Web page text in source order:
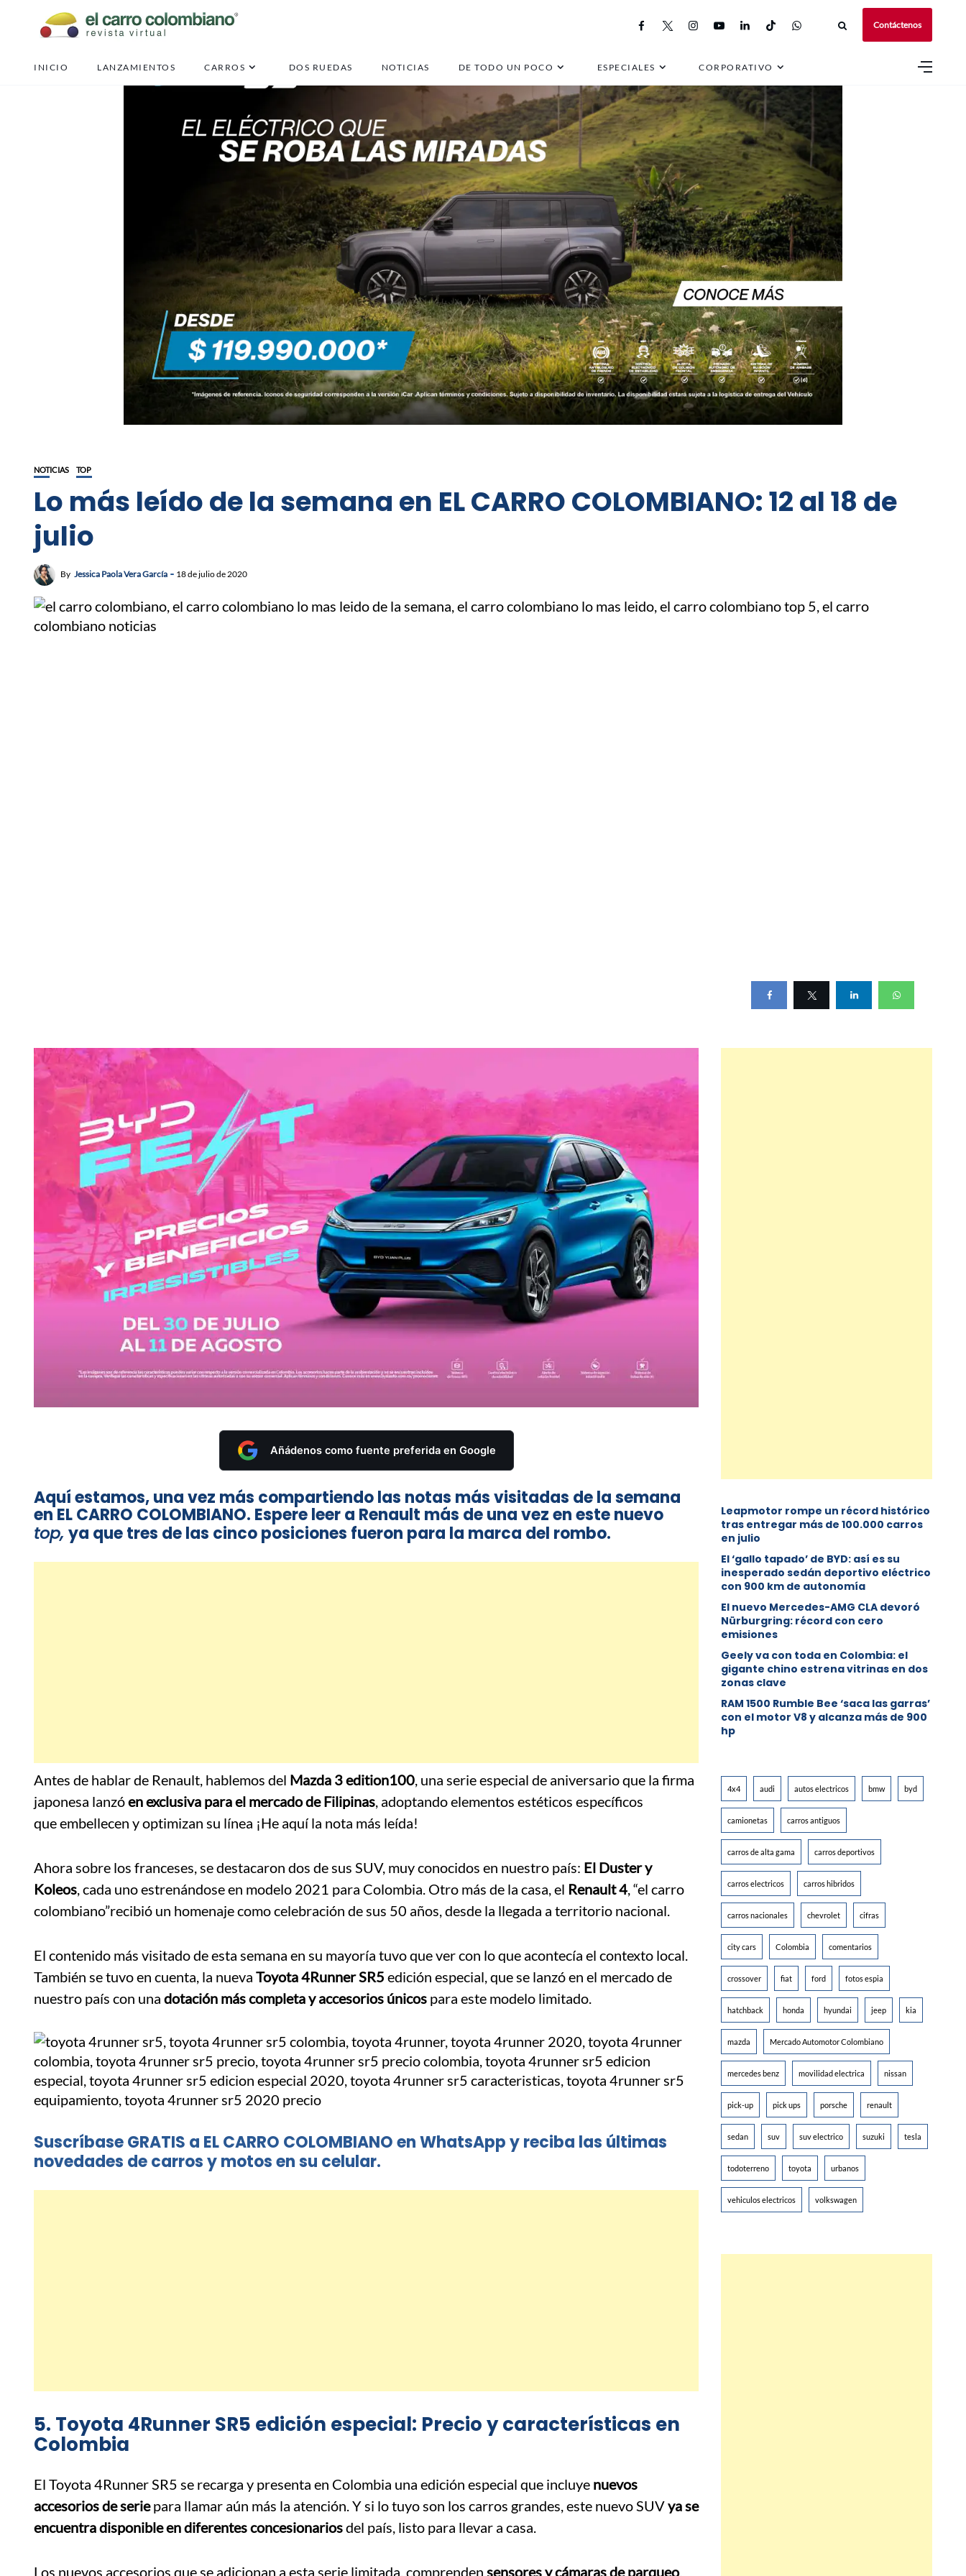
Contáctenos
INICIO LANZAMIENTOS CARROS DOS RUEDAS NOTICIAS DE TODO UN POCO ESPECIALES CORPORATIVO
NOTICIAS TOP
Lo más leído de la semana en EL CARRO COLOMBIANO: 12 al 18 de
julio
By Jessica Paola Vera García 18 de julio de 2020
Añádenos como fuente preferida en Google
Aquí estamos, una vez más compartiendo las notas más visitadas de la semana
en EL CARRO COLOMBIANO. Espere leer a Renault más de una vez en este nuevo
top,ya que tres de las cinco posiciones fueron para la marca del rombo.
Antes de hablar de Renault, hablemos del Mazda 3 edition100, una serie especial de aniversario que la firma
japonesa lanzóen exclusiva para el mercado de Filipinas, adoptando elementos estéticos específicos
que embellecen y optimizan su línea ¡He aquí la nota más leída!
Ahora sobre los franceses, se destacaron dos de sus SUV, muy conocidos en nuestro país: El Duster y
Koleos, cada uno estrenándose en modelo 2021 para Colombia. Otro más de la casa, el Renault 4, “el carro
colombiano”recibió un homenaje como celebración de sus 50 años, desde la llegada a territorio nacional.
El contenido más visitado de esta semana en su mayoría tuvo que ver con lo que acontecía el contexto local.
También se tuvo en cuenta, la nueva Toyota 4Runner SR5 edición especial, que se lanzó en el mercado de
nuestro país con una dotación más completa y accesorios únicos para este modelo limitado.
Suscríbase GRATIS a EL CARRO COLOMBIANO en WhatsApp y reciba las últimas
novedades de carros y motos en su celular.
5. Toyota 4Runner SR5 edición especial: Precio y características en
Colombia
El Toyota 4Runner SR5 se recarga y presenta en Colombia una edición especial que incluye nuevos
accesorios de seriepara llamar aún más la atención. Y si lo tuyo son los carros grandes, este nuevo SUVya se
encuentra disponible en diferentes concesionariosdel país, listo para llevar a casa.
Los nuevos accesorios que se adicionan a esta serie limitada, comprenden sensores y cámaras de parqueo,
Leapmotor rompe un récord histórico
tras entregar más de 100.000 carros
en julio
El ‘gallo tapado’ de BYD: así es su
inesperado sedán deportivo eléctrico
con 900 km de autonomía
El nuevo Mercedes-AMG CLA devoró
Nürburgring: récord con cero
emisiones
Geely va con toda en Colombia: el
gigante chino estrena vitrinas en dos
zonas clave
RAM 1500 Rumble Bee ‘saca las garras’
con el motor V8 y alcanza más de 900
hp
4x4 audi autos electricos bmw byd
camionetas carros antiguos
carros de alta gama carros deportivos
carros electricos carros hibridos
carros nacionales chevrolet cifras
city cars Colombia comentarios
crossover fiat ford fotos espia
hatchback honda hyundai jeep kia
mazda Mercado Automotor Colombiano
mercedes benz movilidad electrica nissan
pick-up pick ups porsche renault
sedan suv suv electrico suzuki tesla
todoterreno toyota urbanos
vehiculos electricos volkswagen